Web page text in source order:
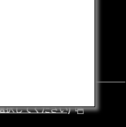
択してください)